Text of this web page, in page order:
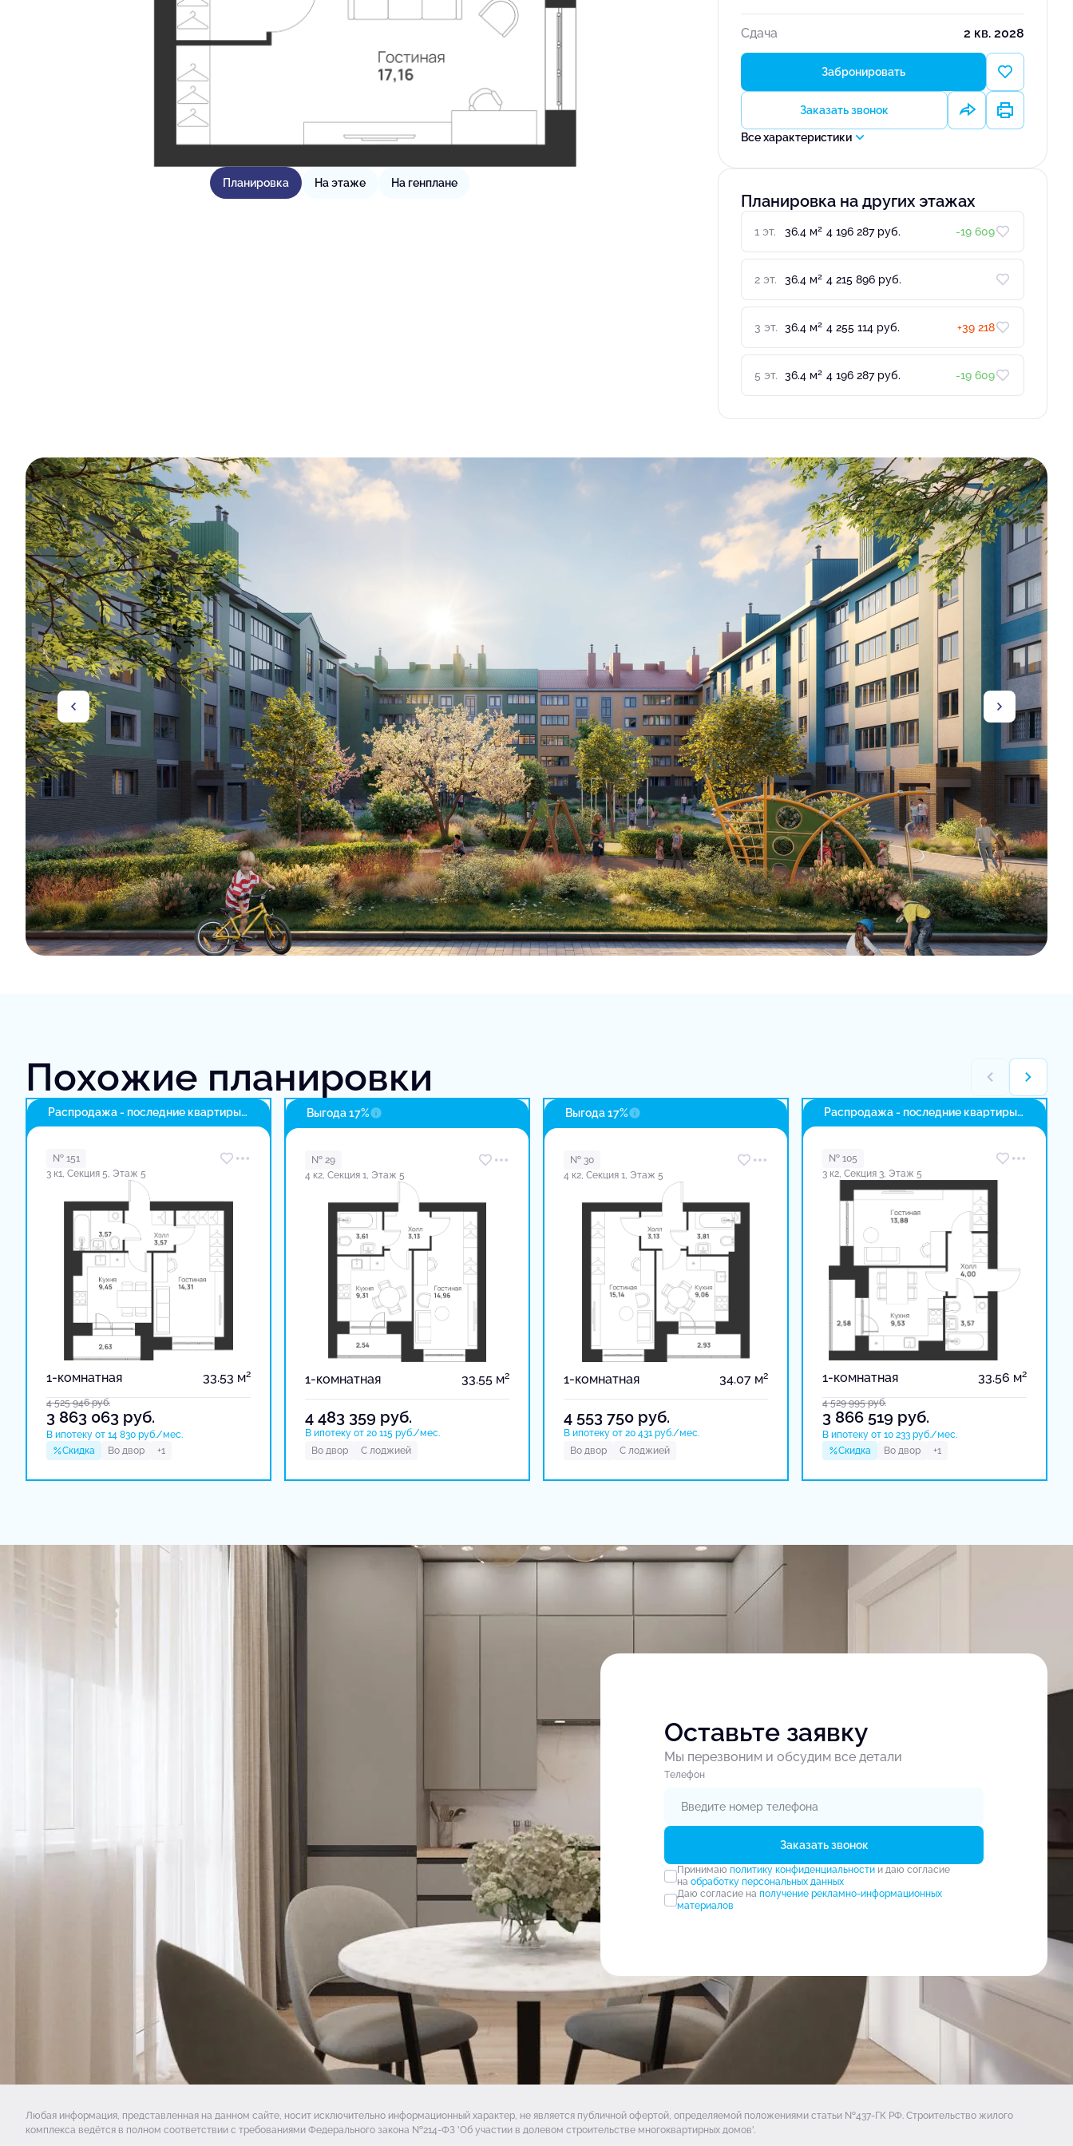
Планировка На этаже На генплане
Сдача 2 кв. 2028
Забронировать
Заказать звонок
Все характеристики
Планировка на других этажах
1 эт. 36.4 м2 4 196 287 руб. -19 609
2 эт. 36.4 м2 4 215 896 руб.
3 эт. 36.4 м2 4 255 114 руб. +39 218
5 эт. 36.4 м2 4 196 287 руб. -19 609
Похожие планировки
Распродажа - последние квартиры
№ 151
3 к1, Секция 5, Этаж 5
1-комнатная 33.53 м2
4 525 946руб.
3 863 063 руб.
В ипотеку от 14 830 руб./мес.
Скидка
Во двор +1
Выгода 17%
№ 29
4 к2, Секция 1, Этаж 5
1-комнатная 33.55 м2
4 483 359 руб.
В ипотеку от 20 115 руб./мес.
Во двор
С лоджией
Выгода 17%
№ 30
4 к2, Секция 1, Этаж 5
1-комнатная 34.07 м2
4 553 750 руб.
В ипотеку от 20 431 руб./мес.
Во двор
С лоджией
Распродажа - последние квартиры
№ 105
3 к2, Секция 3, Этаж 5
1-комнатная 33.56 м2
4 529 995руб.
3 866 519 руб.
В ипотеку от 10 233 руб./мес.
Скидка
Во двор +1
Оставьте заявку
Мы перезвоним и обсудим все детали
Tелефон
Заказать звонок
Принимаю политику конфиденциальностии даю согласие
на обработку персональных данных
Даю согласие на получение рекламно-информационных
материалов
Любая информация, представленная на данном сайте, носит исключительно информационный характер, не является публичной офертой, определяемой положениями статьи №437-ГК РФ. Строительство жилого
комплекса ведётся в полном соответствии с требованиями Федерального закона №214-ФЗ 'Об участии в долевом строительстве многоквартирных домов'.